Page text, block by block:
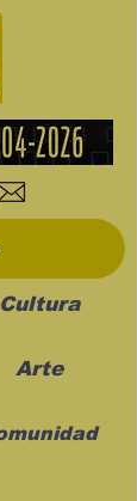
Cultura
Arte